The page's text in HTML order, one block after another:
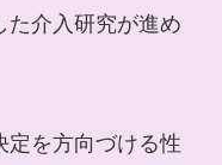
た介入研究が進め
定を方向づける性